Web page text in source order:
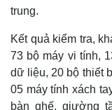
trung.
Kết quả kiểm tra,
73 bộ máy vi tính,
dữ liệu, 20 bộ thiết
05 máy tính xách
bàn ghế, giường